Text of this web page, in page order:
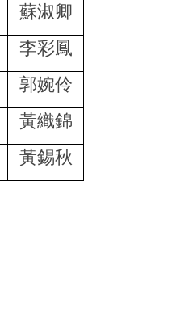
蘇淑卿
李彩鳳
郭婉伶
黃織錦
黃錫秋